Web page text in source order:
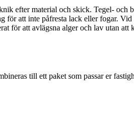
efter material och skick. Tegel- och
att inte påfresta lack eller fogar.
för att avlägsna alger och lav utan att
till ett paket som passar er